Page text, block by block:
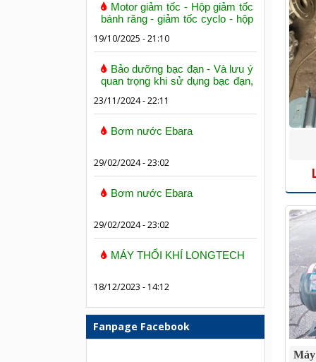
Motor giảm tốc - Hộp giảm tốc
bánh răng - giảm tốc cyclo - hộp
19/10/2025 - 21:10
Bảo dưỡng bạc đạn - Và lưu ý
quan trọng khi sử dụng bạc đạn,
23/11/2024 - 22:11
Bơm nước Ebara
29/02/2024 - 23:02
Bơm nước Ebara
29/02/2024 - 23:02
MÁY THỔI KHÍ LONGTECH
18/12/2023 - 14:12
Fanpage Facebook